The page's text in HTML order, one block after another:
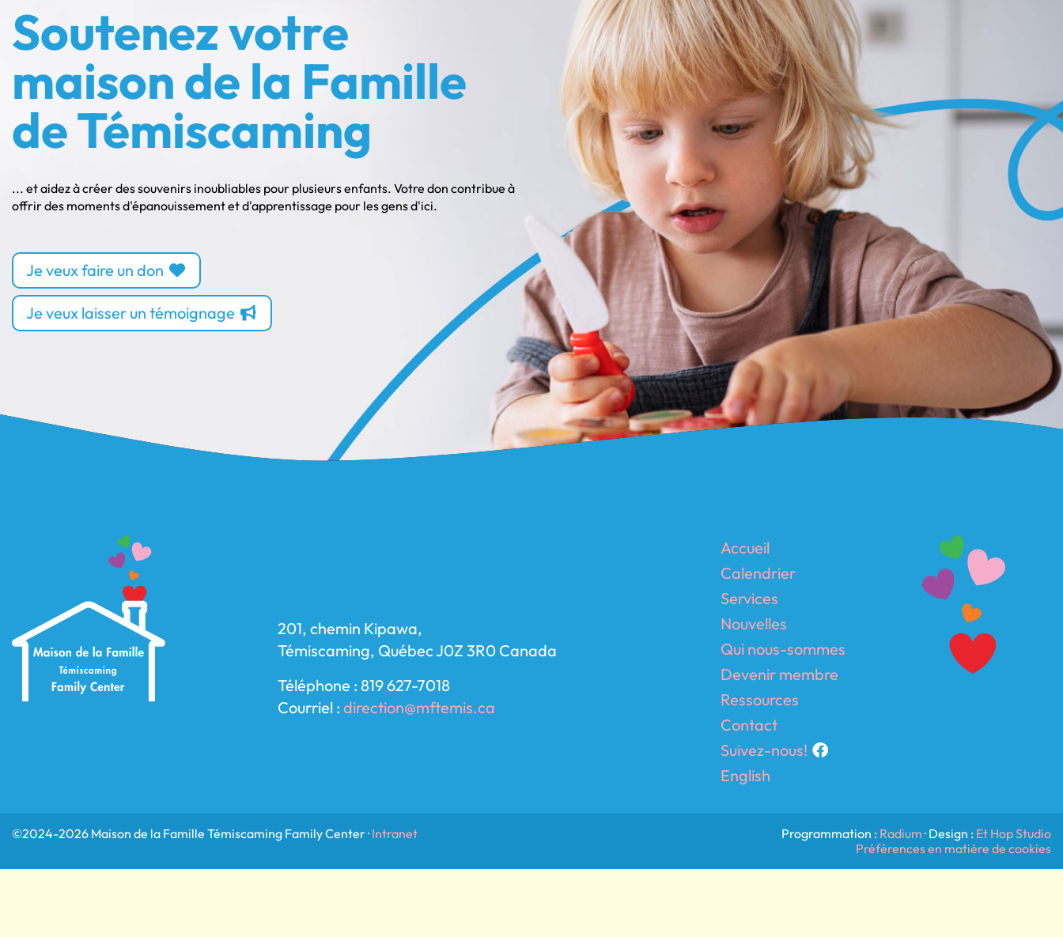
Soutenez votre
maison de la Famille
de Témiscaming
... et aidez à créer des souvenirs inoubliables pour plusieurs enfants. Votre don contribue à
offrir des moments d'épanouissement et d'apprentissage pour les gens d'ici.
Je veux faire un don
Je veux laisser un témoignage
201, chemin Kipawa,
Témiscaming, Québec J0Z 3R0 Canada
Téléphone : 819 627-7018
Courriel : direction@mftemis.ca
Accueil
Calendrier
Services
Nouvelles
Qui nous-sommes
Devenir membre
Ressources
Contact
Suivez-nous!
English
©2024-2026 Maison de la Famille Témiscaming Family Center · Intranet Programmation : Radium · Design : Et Hop Studio
Préférences en matière de cookies